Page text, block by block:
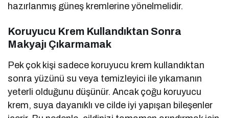
hazırlanmış güneş kremlerine yönelmelidir.
Koruyucu Krem Kullandıktan Sonra
Makyajı Çıkarmamak
Pek çok kişi sadece koruyucu krem kullandıktan
sonra yüzünü su veya temizleyici ile yıkamanın
yeterli olduğunu düşünür. Ancak çoğu koruyucu
krem, suya dayanıklı ve cilde iyi yapışan bileşenler